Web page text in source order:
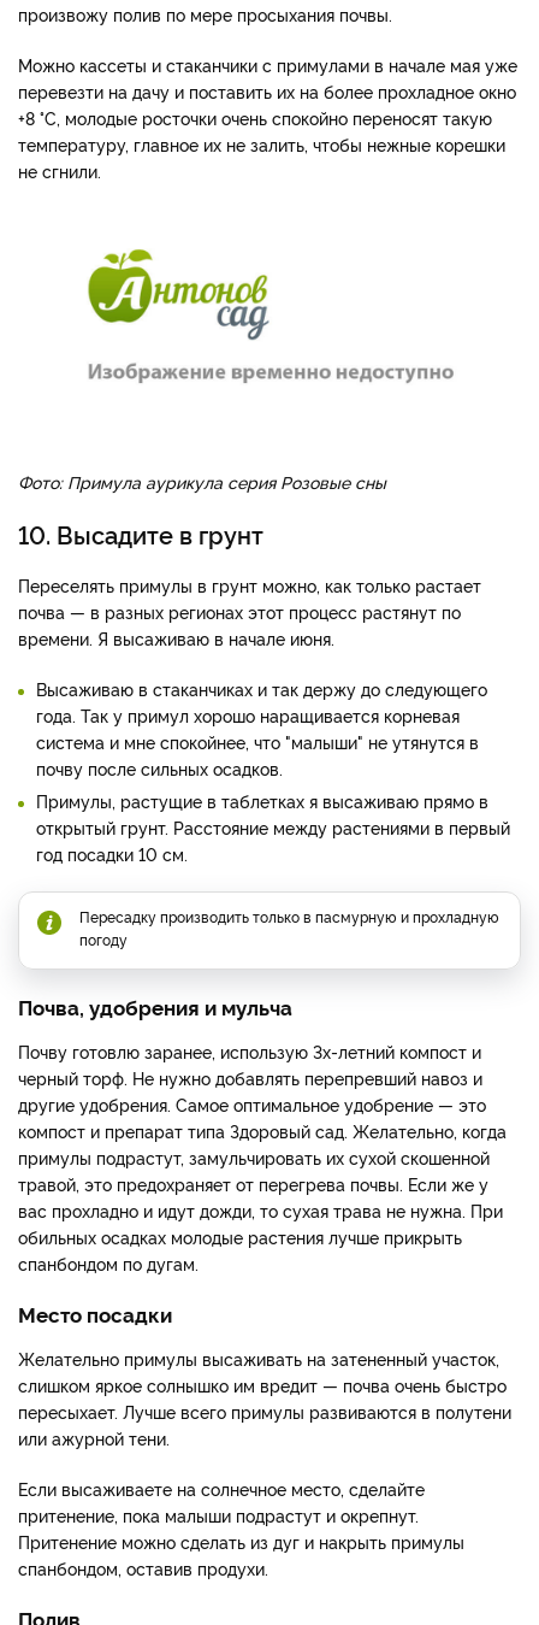
произвожу полив по мере просыхания почвы.
Можно кассеты и стаканчики с примулами в начале мая уже
перевезти на дачу и поставить их на более прохладное окно
+8 °C, молодые росточки очень спокойно переносят такую
температуру, главное их не залить, чтобы нежные корешки
не сгнили.
Фото: Примула аурикула серия Розовые сны
10. Высадите в грунт
Переселять примулы в грунт можно, как только растает
почва — в разных регионах этот процесс растянут по
времени. Я высаживаю в начале июня.
Высаживаю в стаканчиках и так держу до следующего
года. Так у примул хорошо наращивается корневая
система и мне спокойнее, что "малыши" не утянутся в
почву после сильных осадков.
Примулы, растущие в таблетках я высаживаю прямо в
открытый грунт. Расстояние между растениями в первый
год посадки 10 см.
Пересадку производить только в пасмурную и прохладную
погоду
Почва, удобрения и мульча
Почву готовлю заранее, использую 3х-летний компост и
черный торф. Не нужно добавлять перепревший навоз и
другие удобрения. Самое оптимальное удобрение — это
компост и препарат типа Здоровый сад. Желательно, когда
примулы подрастут, замульчировать их сухой скошенной
травой, это предохраняет от перегрева почвы. Если же у
вас прохладно и идут дожди, то сухая трава не нужна. При
обильных осадках молодые растения лучше прикрыть
спанбондом по дугам.
Место посадки
Желательно примулы высаживать на затененный участок,
слишком яркое солнышко им вредит — почва очень быстро
пересыхает. Лучше всего примулы развиваются в полутени
или ажурной тени.
Если высаживаете на солнечное место, сделайте
притенение, пока малыши подрастут и окрепнут.
Притенение можно сделать из дуг и накрыть примулы
спанбондом, оставив продухи.
Полив